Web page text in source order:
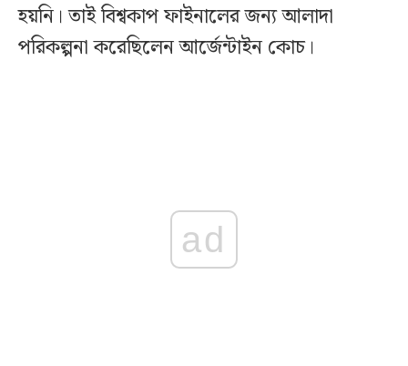
হয়নি। তাই বিশ্বকাপ ফাইনালের জন্য আলাদা
পরিকল্পনা করেছিলেন আর্জেন্টাইন কোচ।
ad